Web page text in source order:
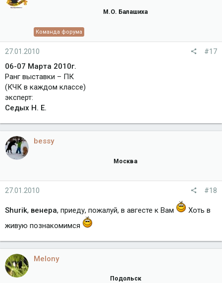
М.О. Балашиха
Команда форума
27.01.2010 #17
06-07 Марта 2010г.
Ранг выставки – ПК
(КЧК в каждом классе)
эксперт:
Седых Н. Е.
bessy
Москва
27.01.2010 #18
Shurik, венера, приеду, пожалуй, в авгесте к Вам
Хоть в
живую познакомимся
Melony
Подольск